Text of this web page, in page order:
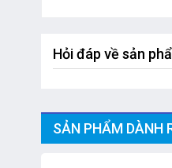
Giao Diện
Đầu Vào Video & Âm
Sự Tiêu Thụ Năng
Tiêu Thụ Ở Chế Độ
Hỏi đáp về sản
SẢN PHẨM DÀNH